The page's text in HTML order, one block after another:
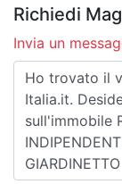
Richiedi
Invia un